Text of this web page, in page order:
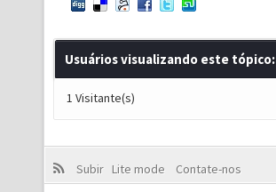
Usuários visualizando este tópico:
1 Visitante(s)
Subir Lite mode
Contate-nos